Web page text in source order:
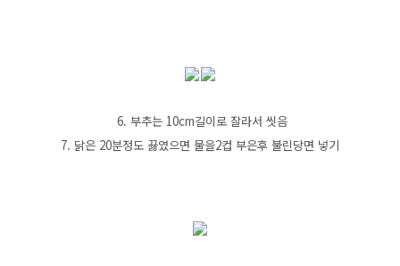
6. 부추는 10cm길이로 잘라서 씻음
7. 닭은 20분정도 끓였으면 물을2컵 부은후 불린당면 넣기